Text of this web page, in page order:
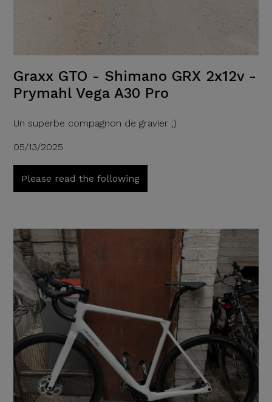
Graxx GTO - Shimano GRX 2x12v -
Prymahl Vega A30 Pro
Un superbe compagnon de gravier ;)
05/13/2025
Please read the following